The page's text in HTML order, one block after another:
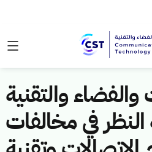
والفضاء والتقنية
النظر في مخالفات